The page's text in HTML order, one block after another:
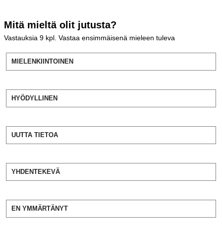
Mitä mieltä olit jutusta?
Vastauksia 9 kpl. Vastaa ensimmäisenä mieleen tuleva
MIELENKIINTOINEN
HYÖDYLLINEN
UUTTA TIETOA
YHDENTEKEVÄ
EN YMMÄRTÄNYT